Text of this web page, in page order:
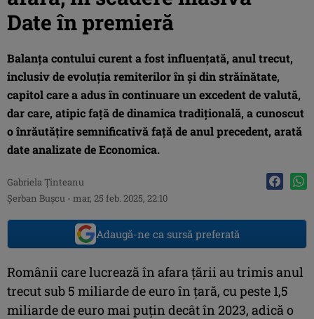
Date în premieră
Balanța contului curent a fost influențată, anul trecut,
inclusiv de evoluția remiterilor în și din străinătate,
capitol care a adus în continuare un excedent de valută,
dar care, atipic față de dinamica tradițională, a cunoscut
o înrăutățire semnificativă față de anul precedent, arată
date analizate de Economica.
Gabriela Ţinteanu
Şerban Buşcu - mar, 25 feb. 2025, 22:10
Adaugă-ne ca sursă preferată
Românii care lucrează în afara țării au trimis anul
trecut sub 5 miliarde de euro în țară, cu peste 1,5
miliarde de euro mai puțin decât în 2023, adică o